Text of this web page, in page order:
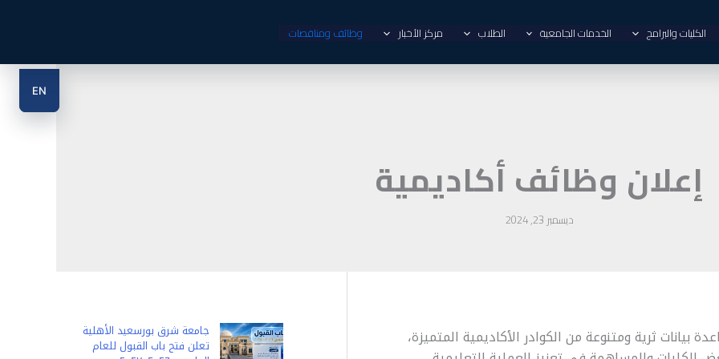
الكليات والبرامج الخدمات الجامعية الطلاب مركز الأخبار وظائف ومناقصات
إعلان وظائف أكاديمية
ديسمبر 23, 2024
ثرية ومتنوعة من الكوادر الأكاديمية المتميزة،
جامعة شرق بورسعيد الأهلية
تعلن فتح باب القبول للعام
EN